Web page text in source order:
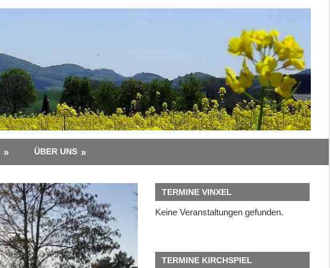
ÜBER UNS
TERMINE VINXEL
Keine Veranstaltungen gefunden.
TERMINE KIRCHSPIEL